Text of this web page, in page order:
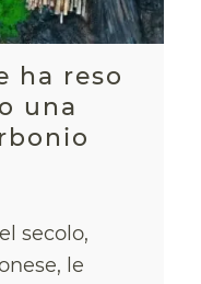
ha reso
una
secolo,
le